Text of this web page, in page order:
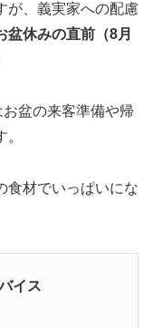
が、義実家への配慮
盆休みの直前（8月
盆の来客準備や帰
食材でいっぱいにな
イス